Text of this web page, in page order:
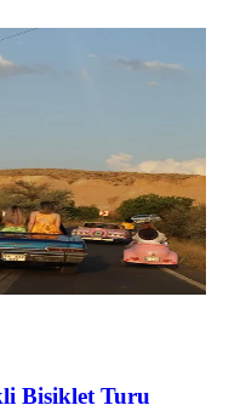
Bisiklet Turu